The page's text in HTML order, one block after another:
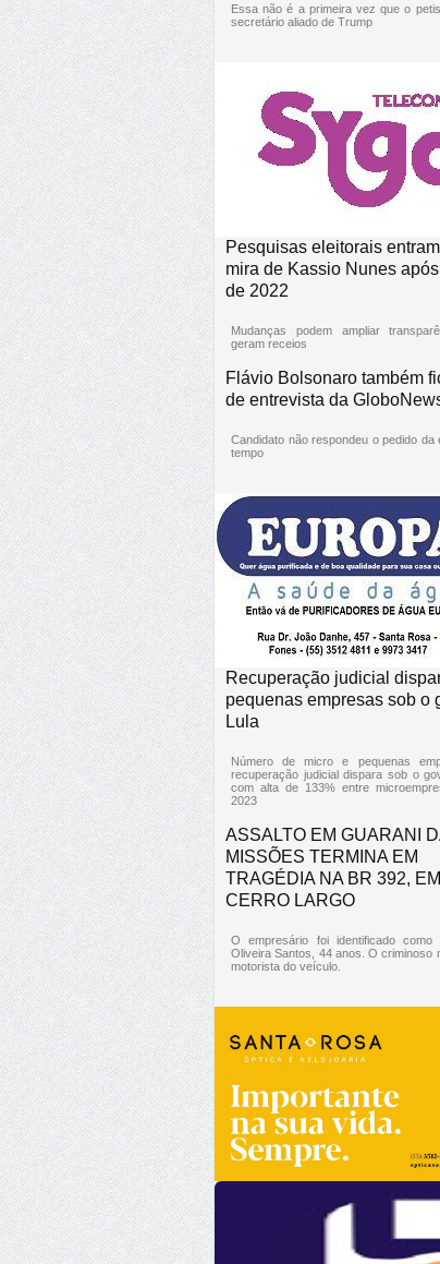
Essa não é a primeira vez que o
secretário aliado de Trump
Pesquisas eleitorais
mira de Kassio Nunes
de 2022
Mudanças podem ampliar
geram receios
Flávio Bolsonaro também
de entrevista da
Candidato não respondeu o pedido da
tempo
Recuperação judicial
pequenas empresas sob o
Lula
Número de micro e pequenas
recuperação judicial dispara sob o
com alta de 133% entre
2023
ASSALTO EM GUARANI
MISSÕES TERMINA EM
TRAGÉDIA NA BR 392, EM
CERRO LARGO
O empresário foi identificado como
Oliveira Santos, 44 anos. O criminoso
motorista do veículo.